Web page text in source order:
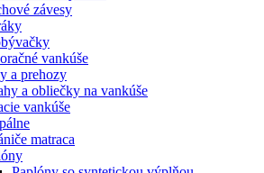
závesy
vankúše
a prehozy
a obliečky na vankúše
vankúše
matraca